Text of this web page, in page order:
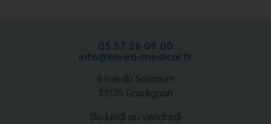
05 57 26 09 00
info@bivea-medical.fr
6 rue du Solarium
33170 Gradignan
Du lundi au vendredi